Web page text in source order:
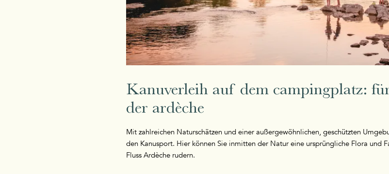
Kanuverleih auf dem campingplatz:
der ardèche
Mit zahlreichen Naturschätzen und einer außergewöhnlichen, geschützten
den Kanusport. Hier können Sie inmitten der Natur eine ursprüngliche Flora und
Fluss Ardèche rudern.